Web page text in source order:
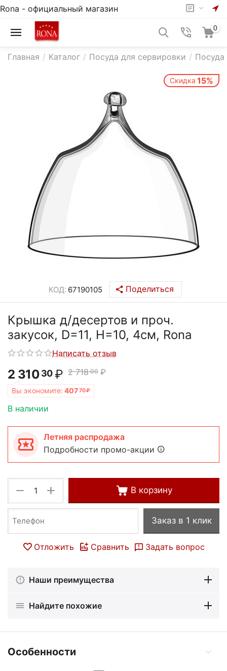
Rona - официальный магазин
0
Главная / Каталог / Посуда для сервировки / Посуда
Скидка 15%
КОД: 67190105 Поделиться
Крышка д/десертов и проч.
закусок, D=11, H=10, 4см, Rona
Написать отзыв
2 31030₽ 2 718 00 ₽
Вы экономите: 40770₽
В наличии
Летняя распродажа
Подробности промо-акции
+
− В корзину
Заказ в 1 клик
Отложить Сравнить Задать вопрос
Наши преимущества
Найдите похожие
Особенности